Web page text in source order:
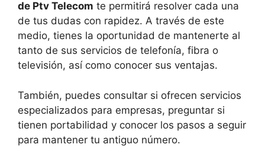
de Ptv Telecom te permitirá resolver cada una
de tus dudas con rapidez. A través de este
medio, tienes la oportunidad de mantenerte al
tanto de sus servicios de telefonía, fibra o
televisión, así como conocer sus ventajas.
También, puedes consultar si ofrecen servicios
especializados para empresas, preguntar si
tienen portabilidad y conocer los pasos a seguir
para mantener tu antiguo número.